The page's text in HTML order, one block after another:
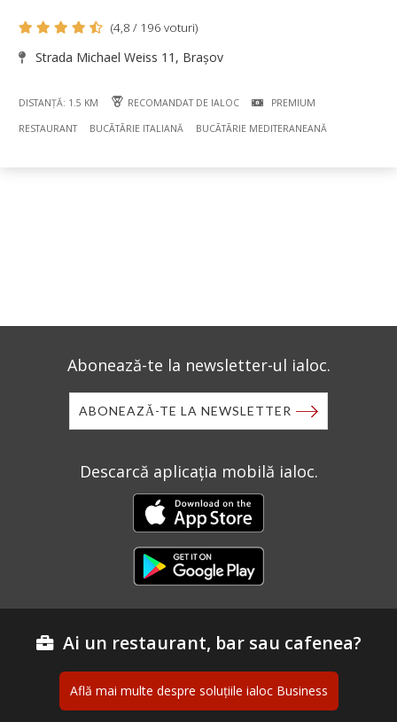
(4,8 / 196 voturi)
Strada Michael Weiss 11, Brașov
DISTANȚĂ: 1.5 KM RECOMANDAT DE IALOC PREMIUM
RESTAURANT BUCÃTÃRIE ITALIANĂ BUCÃTÃRIE MEDITERANEANĂ
Abonează-te la newsletter-ul ialoc.
ABONEAZĂ-TE LA NEWSLETTER
Descarcă aplicația mobilă ialoc.
Ai un restaurant, bar sau cafenea?
Află mai multe despre soluțiile ialoc Business